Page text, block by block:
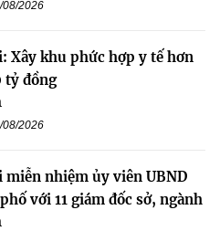
08/2026
Xây khu phức hợp y tế hơn
tỷ đồng
08/2026
miễn nhiệm ủy viên UBND
với 11 giám đốc sở, ngành